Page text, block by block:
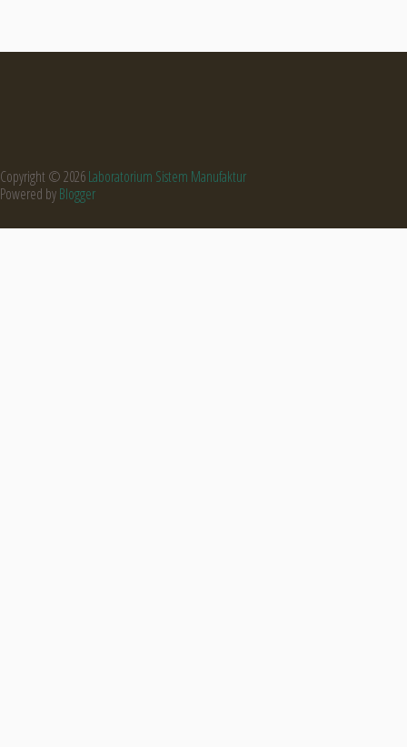
Copyright ©2026Laboratorium Sistem Manufaktur
Powered byBlogger